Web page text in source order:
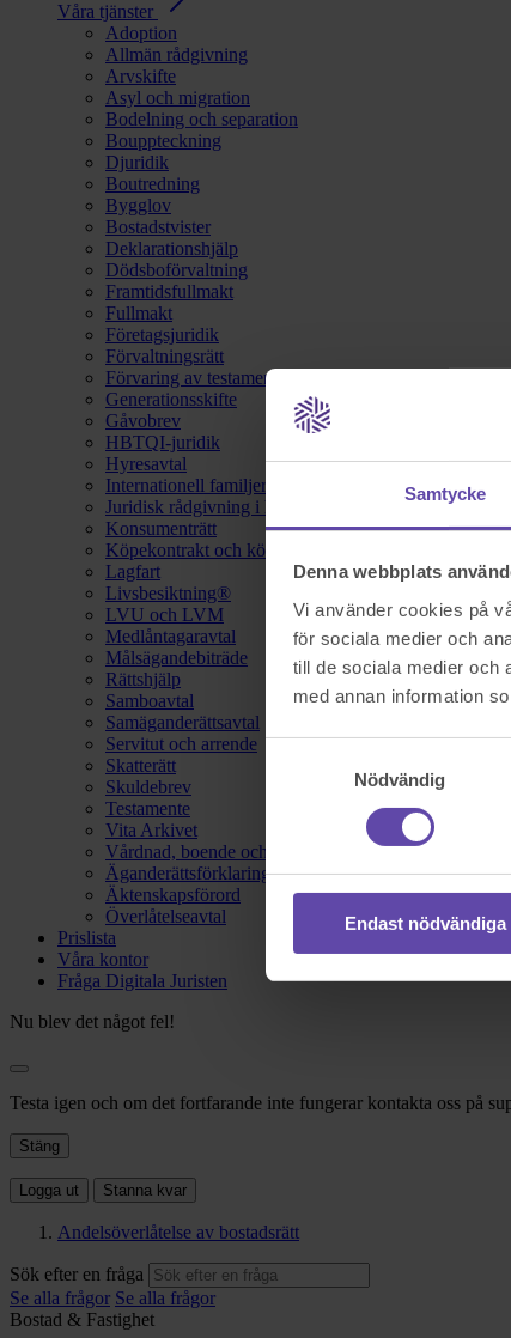
Samtycke
Denna webbplats
Vi använder cookies på
för sociala medier och
till de sociala medier och
med annan information
Nödvändig
Endast
Våra tjänster
Adoption
Allmän rådgivning
Arvskifte
Asyl och migration
Bodelning och separation
Bouppteckning
Djuridik
Boutredning
Bygglov
Bostadstvister
Deklarationshjälp
Dödsboförvaltning
Framtidsfullmakt
Fullmakt
Företagsjuridik
Förvaltningsrätt
Förvaring av testamente
Generationsskifte
Gåvobrev
HBTQI-juridik
Hyresavtal
Internationell familjerätt
Juridisk rådgivning i hemförsäkring
Konsumenträtt
Köpekontrakt och köpebrev
Lagfart
Livsbesiktning®
LVU och LVM
Medlåntagaravtal
Målsägandebiträde
Rättshjälp
Samboavtal
Samäganderättsavtal
Servitut och arrende
Skatterätt
Skuldebrev
Testamente
Vita Arkivet
Vårdnad, boende och umgänge
Äganderättsförklaring
Äktenskapsförord
Överlåtelseavtal
Prislista
Våra kontor
Fråga Digitala Juristen
Nu blev det något fel!
Testa igen och om det fortfarande inte fungerar kontakta oss på
Stäng
Logga ut Stanna kvar
Andelsöverlåtelse av bostadsrätt
Sök efter en fråga
Se alla frågor Se alla frågor
Bostad & Fastighet